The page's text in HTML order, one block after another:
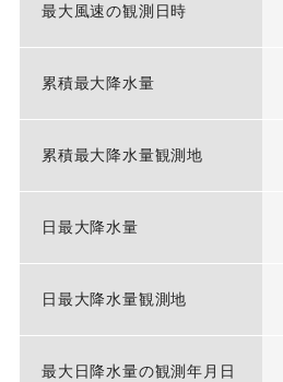
最大風速の観測日時
累積最大降水量
累積最大降水量観測地
日最大降水量
日最大降水量観測地
最大日降水量の観測年月日